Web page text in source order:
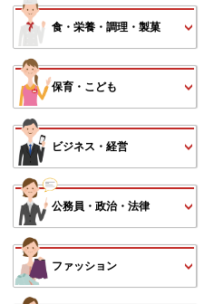
食・栄養・調理・製菓
保育・こども
ビジネス・経営
公務員・政治・法律
ファッション